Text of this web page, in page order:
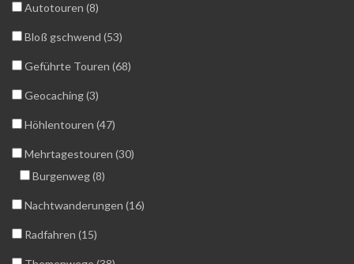
Autotouren (8)
Bloß gschwend (53)
Geführte Touren (68)
Geocaching (3)
Höhlentouren (47)
Mehrtagestouren (30)
Burgenweg (8)
Nachtwanderungen (16)
Radfahren (15)